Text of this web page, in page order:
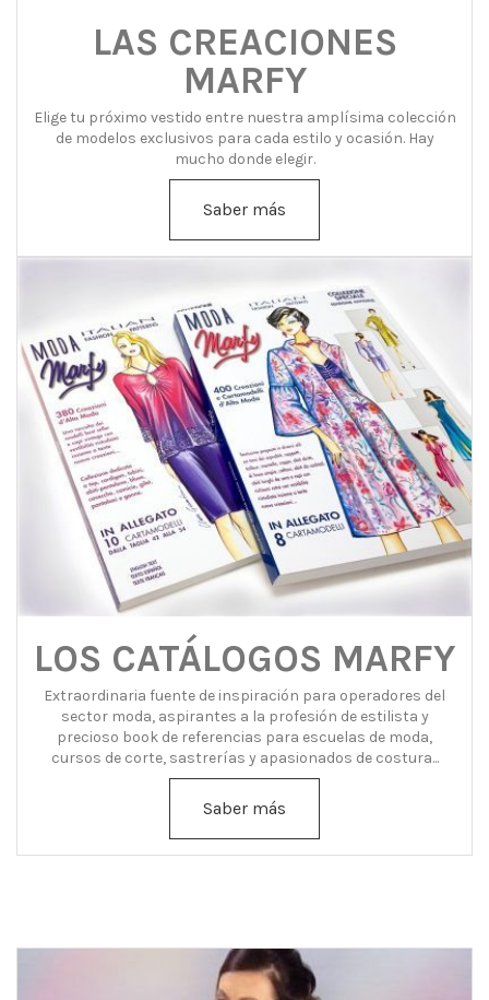
LAS CREACIONES
MARFY
Elige tu próximo vestido entre nuestra amplísima colección
de modelos exclusivos para cada estilo y ocasión. Hay
mucho donde elegir.
Saber más
LOS CATÁLOGOS MARFY
Extraordinaria fuente de inspiración para operadores del
sector moda, aspirantes a la profesión de estilista y
precioso book de referencias para escuelas de moda,
cursos de corte, sastrerías y apasionados de costura...
Saber más